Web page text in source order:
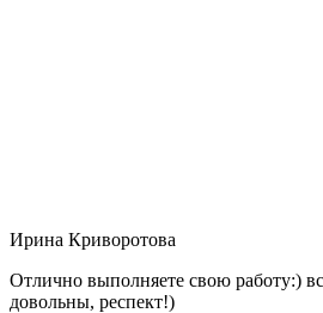
Ирина Криворотова
Отлично выполняете свою работу:)
довольны, респект!)